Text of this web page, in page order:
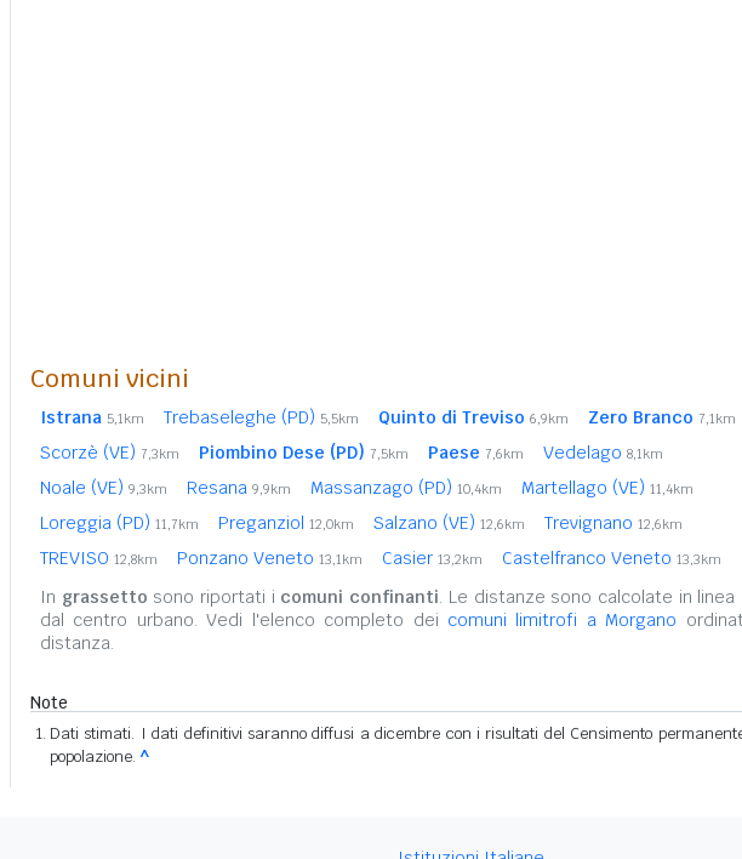
Comuni vicini
Istrana 5,1km Trebaseleghe (PD) 5,5km Quinto di Treviso 6,9km Zero Branco 7,1km
Scorzè (VE) 7,3km Piombino Dese (PD) 7,5km Paese 7,6km Vedelago 8,1km
Noale (VE) 9,3km Resana 9,9km Massanzago (PD) 10,4km Martellago (VE) 11,4km
Loreggia (PD) 11,7km Preganziol 12,0km Salzano (VE) 12,6km Trevignano 12,6km
TREVISO 12,8km Ponzano Veneto 13,1km Casier 13,2km Castelfranco Veneto 13,3km
In grassetto sono riportati i comuni confinanti. Le distanze sono calcolate in linea
dal centro urbano. Vedi l'elenco completo dei comuni limitrofi a Morgano
distanza.
Note
Dati stimati. I dati definitivi saranno diffusi a dicembre con i risultati del Censimento
popolazione. ^